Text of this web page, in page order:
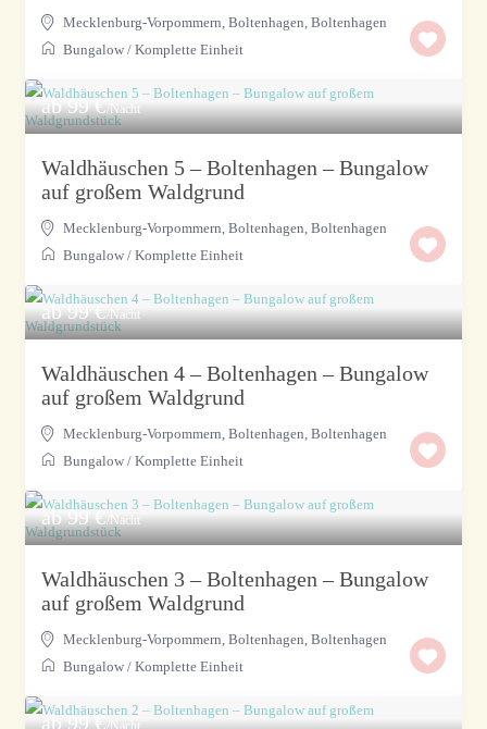
Mecklenburg-Vorpommern, Boltenhagen,Boltenhagen
Bungalow /Komplette Einheit
ab 99 €/Nacht
Waldhäuschen 5 – Boltenhagen – Bungalow
auf großem Waldgrund
Mecklenburg-Vorpommern, Boltenhagen,Boltenhagen
Bungalow /Komplette Einheit
ab 99 €/Nacht
Waldhäuschen 4 – Boltenhagen – Bungalow
auf großem Waldgrund
Mecklenburg-Vorpommern, Boltenhagen,Boltenhagen
Bungalow /Komplette Einheit
ab 99 €/Nacht
Waldhäuschen 3 – Boltenhagen – Bungalow
auf großem Waldgrund
Mecklenburg-Vorpommern, Boltenhagen,Boltenhagen
Bungalow /Komplette Einheit
ab 99 €/Nacht